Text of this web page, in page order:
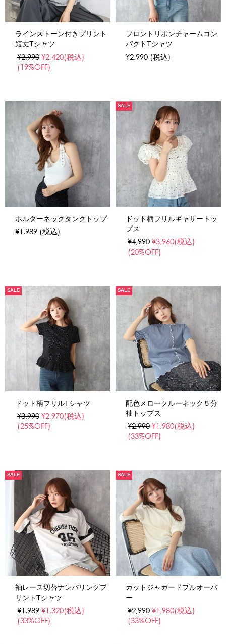
ラインストーン付きプリント
短丈Tシャツ
¥2,990 ¥2,420(税込)
(19%OFF)
フロントリボンチャームコン
パクトTシャツ
¥2,990 (税込)
ホルターネックタンクトップ
¥1,989 (税込)
SALE
ドット柄フリルギャザートッ
プス
¥4,990 ¥3,960(税込)
(20%OFF)
SALE
ドット柄フリルTシャツ
¥3,990 ¥2,970(税込)
(25%OFF)
SALE
配色メロークルーネック５分
袖トップス
¥2,990 ¥1,980(税込)
(33%OFF)
SALE
袖レース切替ナンバリングプ
リントTシャツ
¥1,989 ¥1,320(税込)
(33%OFF)
SALE
カットジャガードプルオーバ
ー
¥2,990 ¥1,980(税込)
(33%OFF)